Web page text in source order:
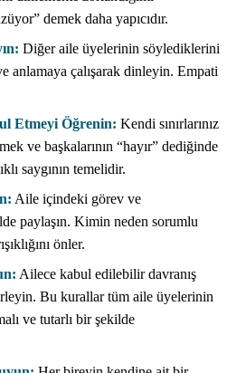
demek daha yapıcıdır.
Diğer aile üyelerinin söylediklerini
anlamaya çalışarak dinleyin. Empati
Etmeyi Öğrenin: Kendi sınırlarınız
ve başkalarının “hayır” dediğinde
saygının temelidir.
Aile içindeki görev ve
paylaşın. Kimin neden sorumlu
önler.
Ailece kabul edilebilir davranış
Bu kurallar tüm aile üyelerinin
ve tutarlı bir şekilde